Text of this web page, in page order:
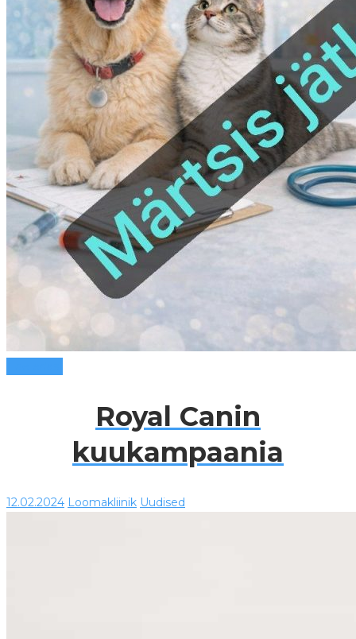
Royal Canin
kuukampaania
12.02.2024 Loomakliinik Uudised